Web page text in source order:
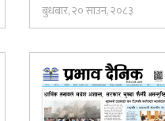
बुधबार, २० साउन, २०८३